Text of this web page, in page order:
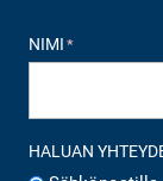
NIMI *
HALUAN